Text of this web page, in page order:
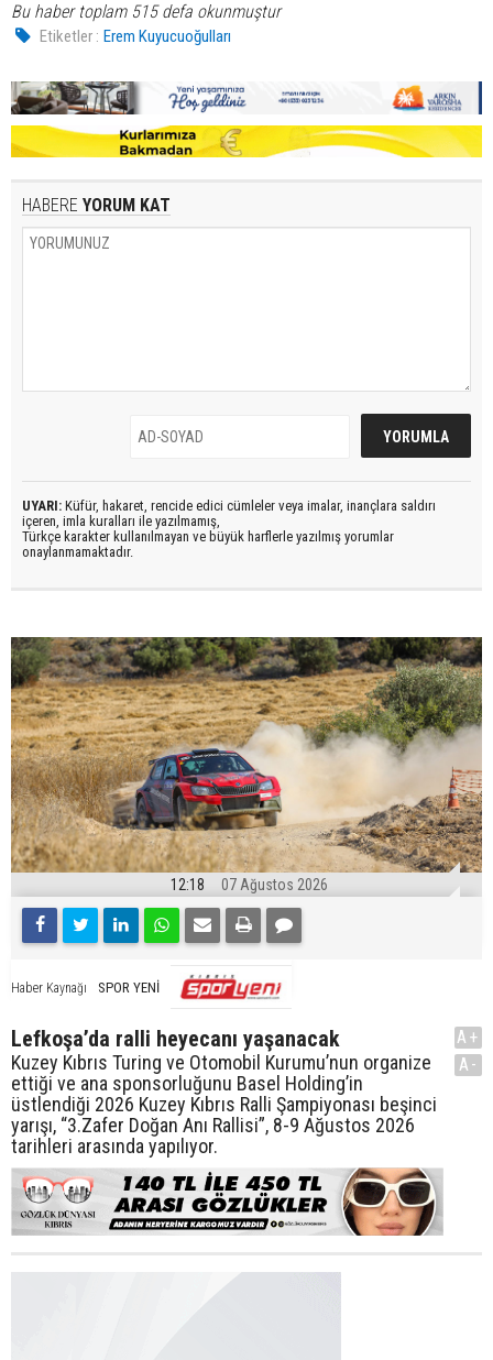
Bu haber toplam 515 defa okunmuştur
Etiketler : Erem Kuyucuoğulları
HABERE YORUM KAT
UYARI: Küfür, hakaret, rencide edici cümleler veya imalar, inançlara saldırı
içeren, imla kuralları ile yazılmamış,
Türkçe karakter kullanılmayan ve büyük harflerle yazılmış yorumlar
onaylanmamaktadır.
12:18 07 Ağustos 2026
Haber Kaynağı SPOR YENİ
Lefkoşa’da ralli heyecanı yaşanacak
Kuzey Kıbrıs Turing ve Otomobil Kurumu’nun organize
ettiği ve ana sponsorluğunu Basel Holding’in
üstlendiği 2026 Kuzey Kıbrıs Ralli Şampiyonası beşinci
yarışı, “3.Zafer Doğan Anı Rallisi”, 8-9 Ağustos 2026
tarihleri arasında yapılıyor.
A+
A-